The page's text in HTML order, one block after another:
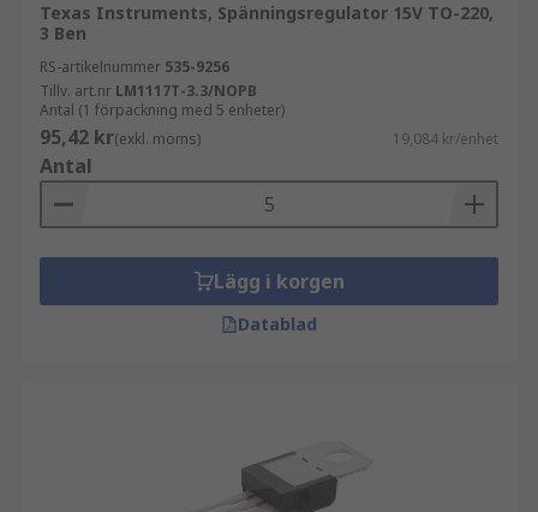
Texas Instruments, Spänningsregulator 15V TO-220,
3 Ben
RS-artikelnummer 535-9256
Tillv. art.nr LM1117T-3.3/NOPB
Antal (1 förpackning med 5 enheter)
95,42 kr(exkl. moms) 19,084 kr/enhet
Antal
Lägg i korgen
Datablad